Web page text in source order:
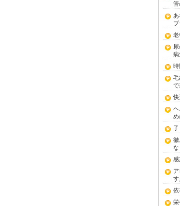
あ
で
快
め
子
感
す
依
栄